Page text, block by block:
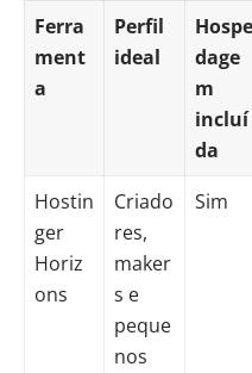
Ferra
ment
a
Perfil
ideal
Hospe
dage
m
incluí
da
Hostin
ger
Horiz
ons
Criado
res,
maker
s e
peque
nos
Sim